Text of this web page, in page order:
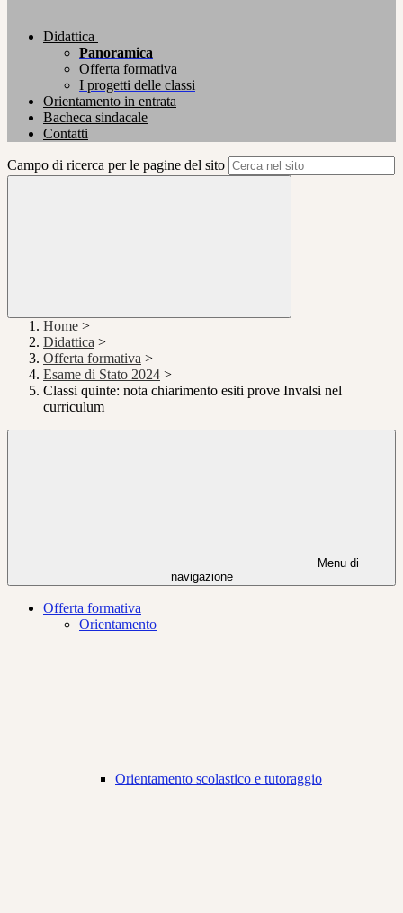
Didattica
Panoramica
Offerta formativa
I progetti delle classi
Orientamento in entrata
Bacheca sindacale
Contatti
Campo di ricerca per le pagine del sito
Home >
Didattica >
Offerta formativa >
Esame di Stato 2024 >
Classi quinte: nota chiarimento esiti prove Invalsi nel
curriculum
Menu di
navigazione
Offerta formativa
Orientamento
Orientamento scolastico e tutoraggio